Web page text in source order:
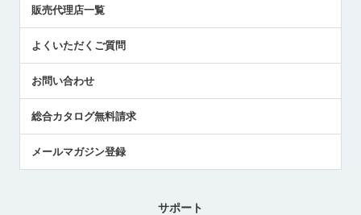
中小企業のBCP地震対策
センサのテクニカルガイド
社長ブログ
販売代理店一覧
よくいただくご質問
お問い合わせ
総合カタログ無料請求
メールマガジン登録
サポート